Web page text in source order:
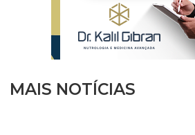
MAIS NOTÍCIAS